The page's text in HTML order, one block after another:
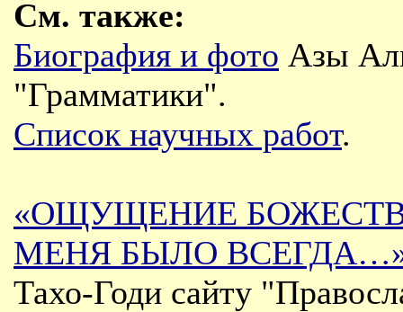
См. также:
Биография и фото Азы
"Грамматики".
Список научных работ.
«ОЩУЩЕНИЕ
МЕНЯ БЫЛО
Тахо-Годи сайту